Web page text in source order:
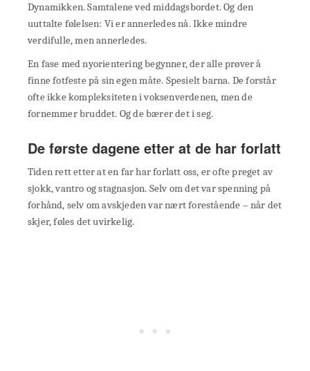
Dynamikken. Samtalene ved middagsbordet. Og den
uuttalte følelsen: Vi er annerledes nå. Ikke mindre
verdifulle, men annerledes.
En fase med nyorientering begynner, der alle prøver å
finne fotfeste på sin egen måte. Spesielt barna. De forstår
ofte ikke kompleksiteten i voksenverdenen, men de
fornemmer bruddet. Og de bærer det i seg.
De første dagene etter at de har forlatt
Tiden rett etter at en far har forlatt oss, er ofte preget av
sjokk, vantro og stagnasjon. Selv om det var spenning på
forhånd, selv om avskjeden var nært forestående – når det
skjer, føles det uvirkelig.